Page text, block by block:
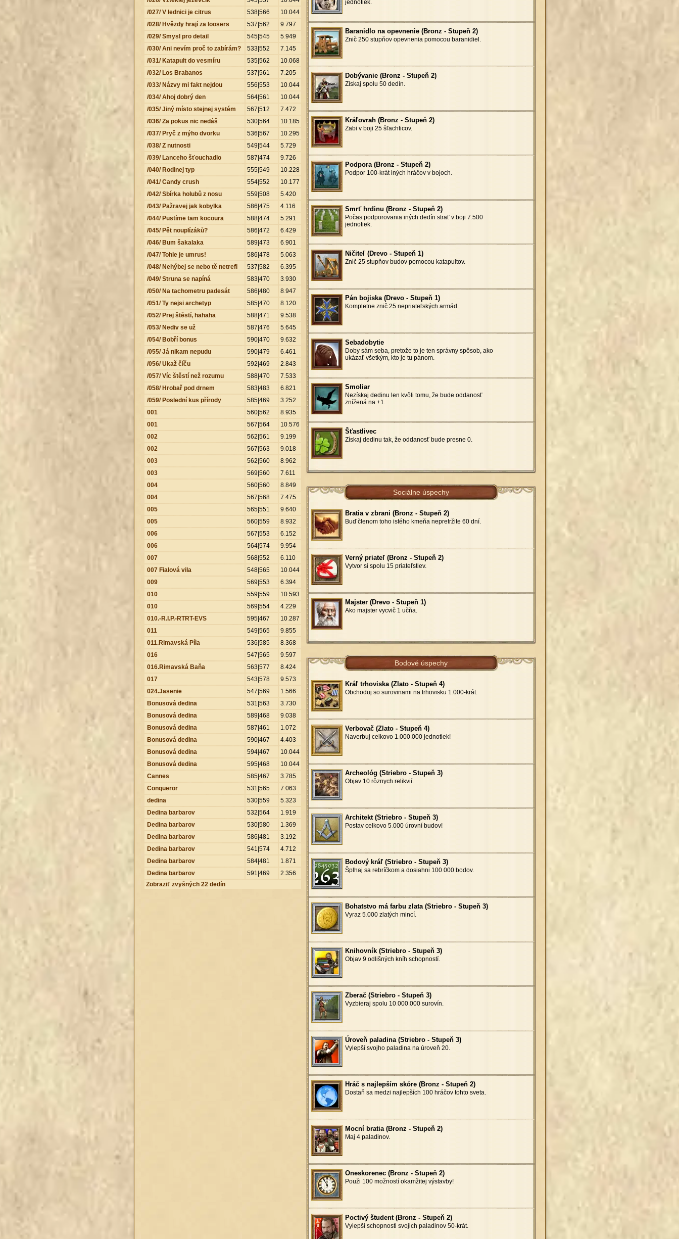
/027/ V lednici je citrus
538|566 10.044
/028/ Hvězdy hrají za loosers
537|562 9.797
/029/ Smysl pro detail
545|545 5.949
/030/ Ani nevím proč to zabírám?
533|552 7.145
/031/ Katapult do vesmíru
535|562 10.068
/032/ Los Brabanos
537|561 7.205
/033/ Názvy mi fakt nejdou
556|553 10.044
/034/ Ahoj dobrý den
564|561 10.044
/035/ Jiný místo stejnej systém
567|512 7.472
/036/ Za pokus nic nedáš
530|564 10.185
/037/ Pryč z mýho dvorku
536|567 10.295
/038/ Z nutnosti
549|544 5.729
/039/ Lanceho šťouchadlo
587|474 9.726
/040/ Rodinej typ
555|549 10.228
/041/ Candy crush
554|552 10.177
/042/ Sbírka holubů z nosu
559|508 5.420
/043/ Pažravej jak kobylka
586|475 4.116
/044/ Pustíme tam kocoura
588|474 5.291
/045/ Pět nouplízáků?
586|472 6.429
/046/ Bum šakalaka
589|473 6.901
/047/ Tohle je umrus!
586|478 5.063
/048/ Nehýbej se nebo tě netrefi
537|582 6.395
/049/ Struna se napíná
583|470 3.930
/050/ Na tachometru padesát
586|480 8.947
/051/ Ty nejsi archetyp
585|470 8.120
/052/ Prej štěstí, hahaha
588|471 9.538
/053/ Nediv se už
587|476 5.645
/054/ Bobří bonus
590|470 9.632
/055/ Já nikam nepudu
590|479 6.461
/056/ Ukaž číču
592|469 2.843
/057/ Víc štěstí než rozumu
588|470 7.533
/058/ Hrobař pod drnem
583|483 6.821
/059/ Poslední kus přírody
585|469 3.252
001
560|562 8.935
001
567|564 10.576
002
562|561 9.199
002
567|563 9.018
003
562|560 8.962
003
569|560 7.611
004
560|560 8.849
004
567|568 7.475
005
565|551 9.640
005
560|559 8.932
006
567|553 6.152
006
564|574 9.954
007
568|552 6.110
007 Fialová vila
548|565 10.044
009
569|553 6.394
010
559|559 10.593
010
569|554 4.229
010.-R.I.P.-RTRT-EVS
595|467 10.287
011
549|565 9.855
011.Rimavská Píla
536|585 8.368
016
547|565 9.597
016.Rimavská Baňa
563|577 8.424
017
543|578 9.573
024.Jasenie
547|569 1.566
Bonusová dedina
531|563 3.730
Bonusová dedina
589|468 9.038
Bonusová dedina
587|461 1.072
Bonusová dedina
590|467 4.403
Bonusová dedina
594|467 10.044
Bonusová dedina
595|468 10.044
Cannes
585|467 3.785
Conqueror
531|565 7.063
dedina
530|559 5.323
Dedina barbarov
532|564 1.919
Dedina barbarov
530|580 1.369
Dedina barbarov
586|481 3.192
Dedina barbarov
541|574 4.712
Dedina barbarov
584|481 1.871
Dedina barbarov
591|469 2.356
Zobraziť zvyšných 22 dedín
jednotiek.
Baranidlo na opevnenie (Bronz - Stupeň 2)
Znič 250 stupňov opevnenia pomocou baranidiel.
Dobývanie (Bronz - Stupeň 2)
Získaj spolu 50 dedín.
Kráľovrah (Bronz - Stupeň 2)
Zabi v boji 25 šľachticov.
Podpora (Bronz - Stupeň 2)
Podpor 100-krát iných hráčov v bojoch.
Smrť hrdinu (Bronz - Stupeň 2)
Počas podporovania iných dedín strať v boji 7.500
jednotiek.
Ničiteľ (Drevo - Stupeň 1)
Znič 25 stupňov budov pomocou katapultov.
Pán bojiska (Drevo - Stupeň 1)
Kompletne znič 25 nepriateľských armád.
Sebadobytie
Doby sám seba, pretože to je ten správny spôsob, ako
ukázať všetkým, kto je tu pánom.
Smoliar
Nezískaj dedinu len kvôli tomu, že bude oddanosť
znížená na +1.
Šťastlivec
Získaj dedinu tak, že oddanosť bude presne 0.
Sociálne úspechy
Bratia v zbrani (Bronz - Stupeň 2)
Buď členom toho istého kmeňa nepretržite 60 dní.
Verný priateľ (Bronz - Stupeň 2)
Vytvor si spolu 15 priateľstiev.
Majster (Drevo - Stupeň 1)
Ako majster vycvič 1 učňa.
Bodové úspechy
Kráľ trhoviska (Zlato - Stupeň 4)
Obchoduj so surovinami na trhovisku 1.000-krát.
Verbovač (Zlato - Stupeň 4)
Naverbuj celkovo 1.000.000 jednotiek!
Archeológ (Striebro - Stupeň 3)
Objav 10 rôznych relikvií.
Architekt (Striebro - Stupeň 3)
Postav celkovo 5.000 úrovní budov!
Bodový kráľ (Striebro - Stupeň 3)
Šplhaj sa rebríčkom a dosiahni 100.000 bodov.
Bohatstvo má farbu zlata (Striebro - Stupeň 3)
Vyraz 5.000 zlatých mincí.
Knihovník (Striebro - Stupeň 3)
Objav 9 odlišných kníh schopností.
Zberač (Striebro - Stupeň 3)
Vyzbieraj spolu 10.000.000 surovín.
Úroveň paladina (Striebro - Stupeň 3)
Vylepší svojho paladina na úroveň 20.
Hráč s najlepším skóre (Bronz - Stupeň 2)
Dostaň sa medzi najlepších 100 hráčov tohto sveta.
Mocní bratia (Bronz - Stupeň 2)
Maj 4 paladinov.
Oneskorenec (Bronz - Stupeň 2)
Použi 100 možností okamžitej výstavby!
Poctivý študent (Bronz - Stupeň 2)
Vylepši schopnosti svojich paladinov 50-krát.